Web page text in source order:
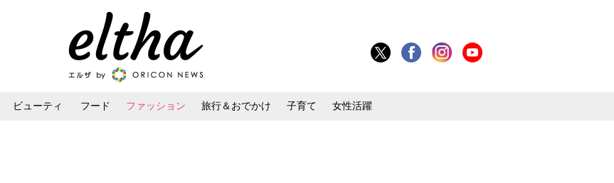
ビューティ フード ファッション 旅行＆おでかけ 子育て 女性活躍